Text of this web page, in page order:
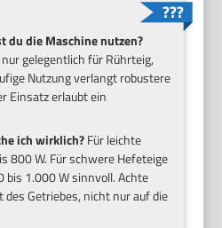
die Maschine nutzen?
gelegentlich für Rührteig,
Nutzung verlangt robustere
Einsatz erlaubt ein
ich wirklich?Für leichte
800 W. Für schwere Hefeteige
bis 1.000 W sinnvoll. Achte
des Getriebes, nicht nur auf die